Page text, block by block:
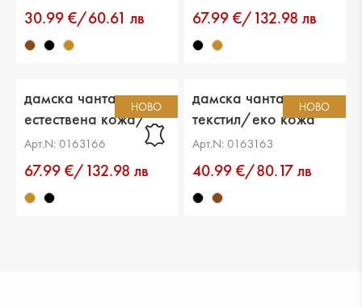
30.99 €/60.61 лв 67.99 €/132.98 лв
НОВО
дамска чанта
естествена кожа/
еко кожа светло
кафява
Арт.N: 0163166
67.99 €/132.98 лв
НОВО
дамска чанта
текстил/еко кожа
черна
Арт.N: 0163163
40.99 €/80.17 лв